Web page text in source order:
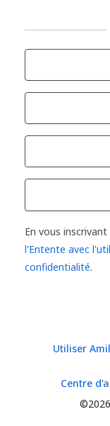
En vous
l'Entente avec
confidentialité.
Utiliser
Centre